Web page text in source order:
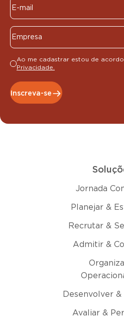
Ao me cadastrar estou de
Privacidade.
Inscreva-se
Jornada
Planejar &
Recrutar &
Admitir &
Desenvolver &
Avaliar &